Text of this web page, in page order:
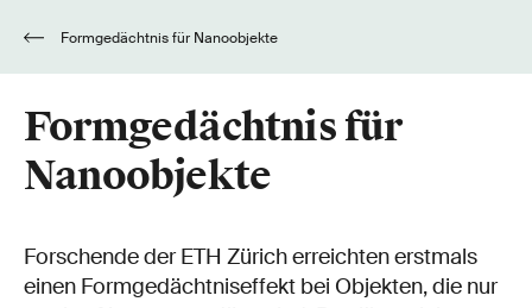
Formgedächtnis für Nanoobjekte
Formgedächtnis für
Nanoobjekte
Forschende der ETH Zürich erreichten erstmals
einen Formgedächtniseffekt bei Objekten, die nur